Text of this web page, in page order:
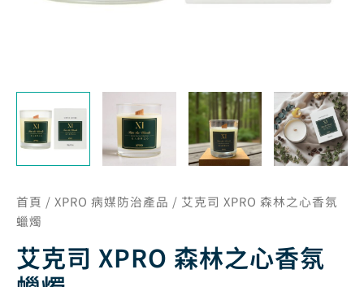
首頁 / XPRO 病媒防治產品 / 艾克司 XPRO 森林之心香氛
蠟燭
艾克司 XPRO 森林之心香氛